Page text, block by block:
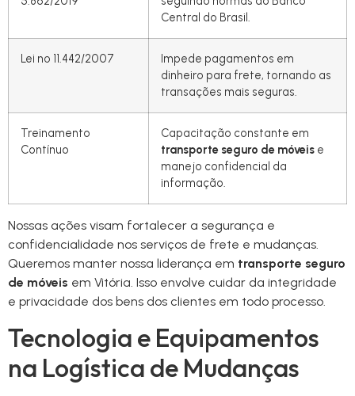
Central do Brasil.
Lei nº 11.442/2007
Impede pagamentos em
dinheiro para frete, tornando as
transações mais seguras.
Treinamento
Contínuo
Capacitação constante em
transporte seguro de móveis e
manejo confidencial da
informação.
Nossas ações visam fortalecer a segurança e
confidencialidade nos serviços de frete e mudanças.
Queremos manter nossa liderança em transporte seguro
de móveis em Vitória. Isso envolve cuidar da integridade
e privacidade dos bens dos clientes em todo processo.
Tecnologia e Equipamentos
na Logística de Mudanças